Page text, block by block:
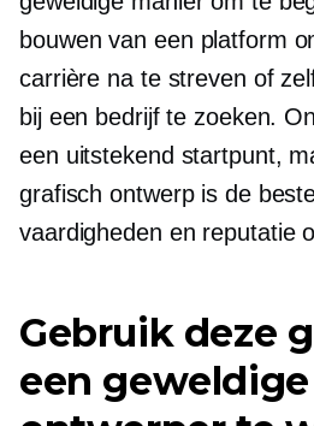
bouwen van een platform
carrière na te streven of
bij een bedrijf te zoeken.
een uitstekend startpunt,
grafisch ontwerp is de
vaardigheden en reputatie
Gebruik deze
een